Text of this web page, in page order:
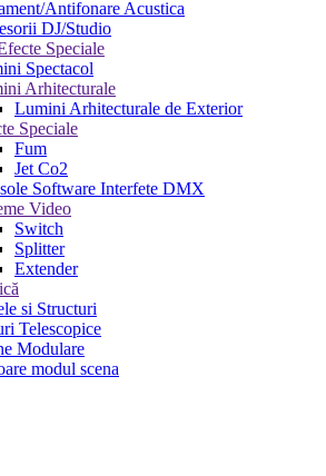
Antifonare Acustica
DJ/Studio
Speciale
Spectacol
Arhitecturale
Lumini Arhitecturale de Exterior
Speciale
Fum
Jet Co2
Software Interfete DMX
Video
Switch
Splitter
Extender
si Structuri
Telescopice
Modulare
modul scena